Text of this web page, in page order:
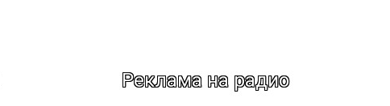
Реклама на радио